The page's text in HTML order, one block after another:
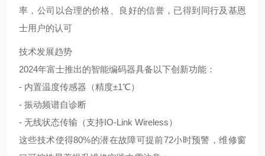
率，公司以合理的价格、良好的信誉，已得到同行及基恩
士用户的认可
技术发展趋势
2024年富士推出的智能编码器具备以下创新功能：
- 内置温度传感器（精度±1℃）
- 振动频谱自诊断
- 无线状态传输（支持IO-Link Wireless）
这些技术使得80%的潜在故障可提前72小时预警，维修窗